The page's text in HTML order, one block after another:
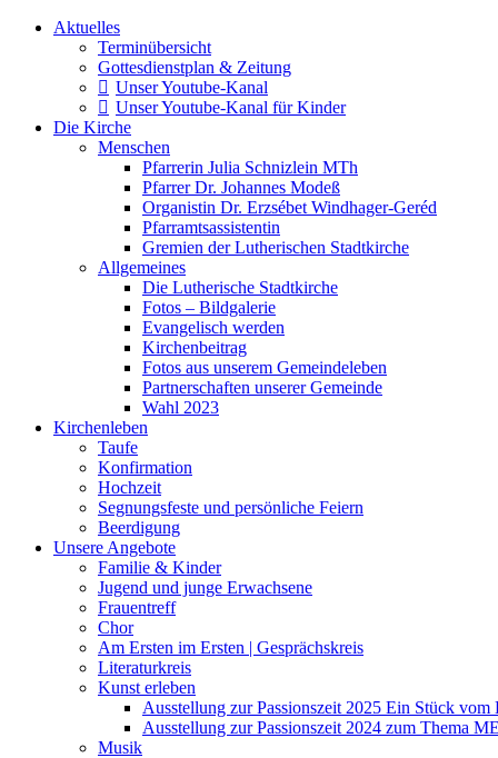
Aktuelles
Terminübersicht
Gottesdienstplan & Zeitung
Unser Youtube-Kanal
Unser Youtube-Kanal für Kinder
Die Kirche
Menschen
Pfarrerin Julia Schnizlein MTh
Pfarrer Dr. Johannes Modeß
Organistin Dr. Erzsébet Windhager-Geréd
Pfarramtsassistentin
Gremien der Lutherischen Stadtkirche
Allgemeines
Die Lutherische Stadtkirche
Fotos – Bildgalerie
Evangelisch werden
Kirchenbeitrag
Fotos aus unserem Gemeindeleben
Partnerschaften unserer Gemeinde
Wahl 2023
Kirchenleben
Taufe
Konfirmation
Hochzeit
Segnungsfeste und persönliche Feiern
Beerdigung
Unsere Angebote
Familie & Kinder
Jugend und junge Erwachsene
Frauentreff
Chor
Am Ersten im Ersten | Gesprächskreis
Literaturkreis
Kunst erleben
Ausstellung zur Passionszeit 2025 Ein Stück vom
Ausstellung zur Passionszeit 2024 zum Thema
Musik